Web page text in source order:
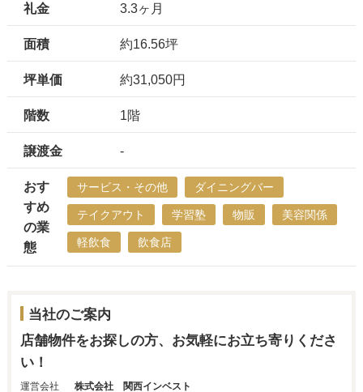
礼金 3.3ヶ月
面積 約16.56坪
坪単価 約31,050円
階数 1階
譲渡金 -
おす
すめ
の業
態
サービス・その他 ダイニングバー
テイクアウト 学習塾 物販 美容関係
軽飲食 飲食店
当社のご案内
店舗物件をお探しの方、お気軽にお立ち寄りくださ
い！
運営会社
株式会社 関西インベスト